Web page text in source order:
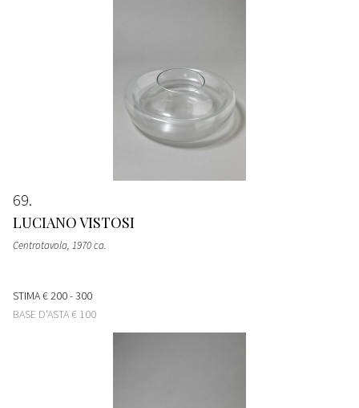
69
LUCIANO VISTOSI
Centrotavola, 1970 ca.
STIMA€ 200 - 300
BASE D'ASTA€ 100